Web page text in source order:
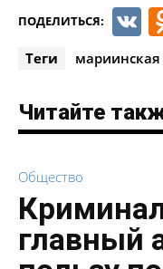
ПОДЕЛИТЬСЯ:
Теги
Читайте
Общество
главный